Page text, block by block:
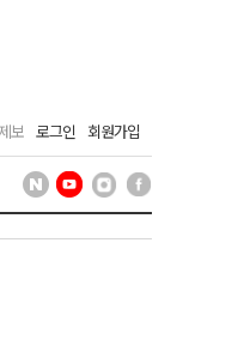
보 로그인 회원가입